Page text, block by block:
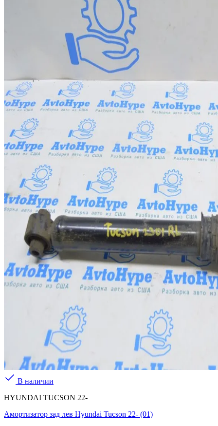
В наличии
HYUNDAI TUCSON 22-
Амортизатор зад лев Hyundai Tucson 22- (01)